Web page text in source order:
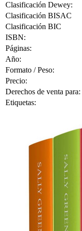
Clasificación Dewey:
Clasificación BISAC
Clasificación BIC
ISBN:
Páginas:
Año:
Formato / Peso:
Precio:
Derechos de venta para:
Etiquetas: